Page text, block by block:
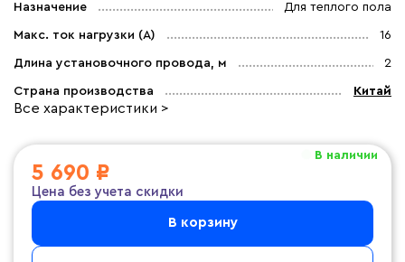
Назначение Для теплого пола
Макс. ток нагрузки (А) 16
Длина установочного провода, м 2
Страна производства Китай
Все характеристики >
В наличии
5 690 ₽
Цена без учета скидки
В корзину